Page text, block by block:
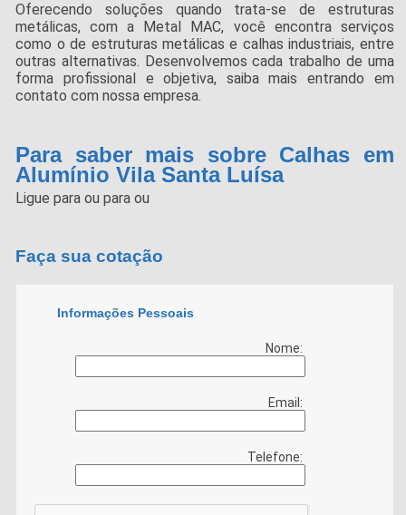
Oferecendo soluções quando trata-se de estruturas
metálicas, com a Metal MAC, você encontra serviços
como o de estruturas metálicas e calhas industriais, entre
outras alternativas. Desenvolvemos cada trabalho de uma
forma profissional e objetiva, saiba mais entrando em
contato com nossa empresa.
Para saber mais sobre Calhas em
Alumínio Vila Santa Luísa
Ligue paraou paraou
Faça sua cotação
Informações Pessoais
Nome:
Email:
Telefone: